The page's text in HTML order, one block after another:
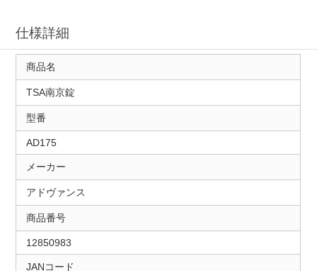
仕様詳細
商品名
TSA南京錠
型番
AD175
メーカー
アドヴァンス
商品番号
12850983
JANコード